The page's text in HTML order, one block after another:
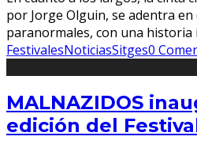
por Jorge Olguin, se adentra
paranormales, con una historia
FestivalesNoticiasSitges0
MALNAZIDOS
edición del